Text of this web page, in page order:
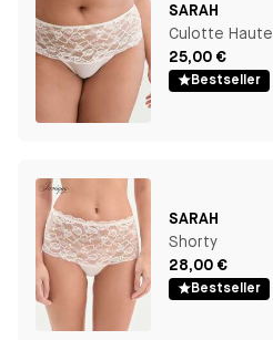
SARAH
Culotte Haute
25,00 €
Bestseller
SARAH
Shorty
28,00 €
Bestseller